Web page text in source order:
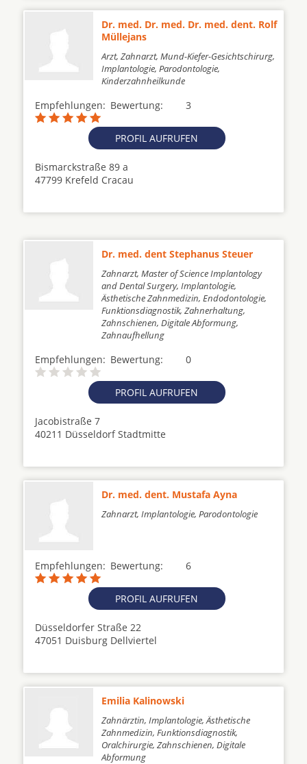
Dr. med. Dr. med. Dr. med. dent. Rolf
Müllejans
Arzt, Zahnarzt, Mund-Kiefer-Gesichtschirurg,
Implantologie, Parodontologie,
Kinderzahnheilkunde
Empfehlungen: 3
Bewertung:
PROFIL AUFRUFEN
Bismarckstraße 89 a
47799 Krefeld Cracau
Dr. med. dent Stephanus Steuer
Zahnarzt, Master of Science Implantology
and Dental Surgery, Implantologie,
Ästhetische Zahnmedizin, Endodontologie,
Funktionsdiagnostik, Zahnerhaltung,
Zahnschienen, Digitale Abformung,
Zahnaufhellung
Empfehlungen: 0
Bewertung:
PROFIL AUFRUFEN
Jacobistraße 7
40211 Düsseldorf Stadtmitte
Dr. med. dent. Mustafa Ayna
Zahnarzt, Implantologie, Parodontologie
Empfehlungen: 6
Bewertung:
PROFIL AUFRUFEN
Düsseldorfer Straße 22
47051 Duisburg Dellviertel
Emilia Kalinowski
Zahnärztin, Implantologie, Ästhetische
Zahnmedizin, Funktionsdiagnostik,
Oralchirurgie, Zahnschienen, Digitale
Abformung